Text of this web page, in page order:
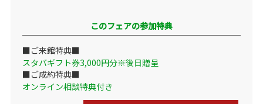
このフェアの参加特典
■ご来館特典■
スタバギフト券3,000円分※後日贈呈
■ご成約特典■
オンライン相談特典付き